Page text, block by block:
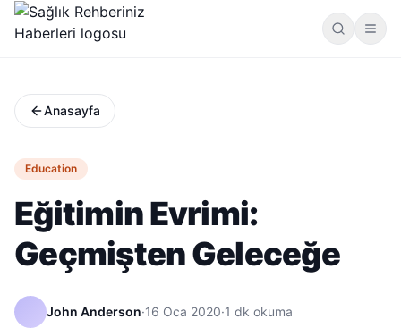
Anasayfa
Education
Eğitimin Evrimi:
Geçmişten Geleceğe
John Anderson·16 Oca 2020·1 dk okuma